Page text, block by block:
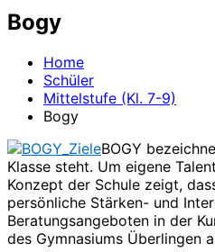
Bogy
Home
Schüler
Mittelstufe (Kl. 7-9)
Bogy
BOGY
Klasse steht. Um eigene
Konzept der Schule zeigt,
persönliche Stärken- und
Beratungsangeboten in der
des Gymnasiums Überlingen